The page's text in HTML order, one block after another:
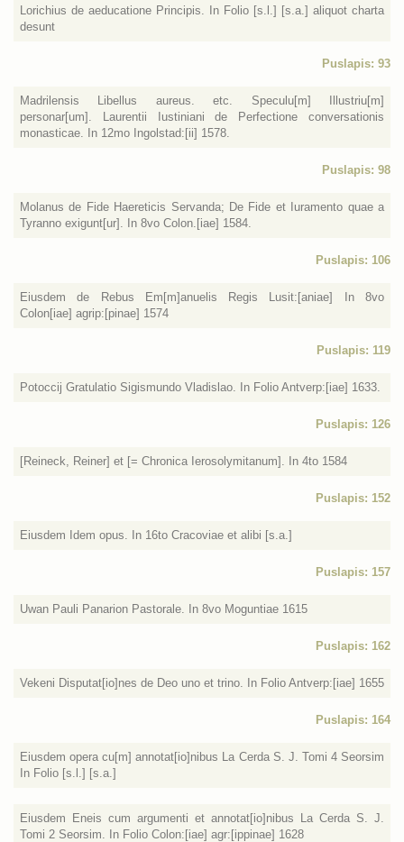
Lorichius de aeducatione Principis. In Folio [s.l.] [s.a.] aliquot charta
desunt
Puslapis: 93
Madrilensis Libellus aureus. etc. Speculu[m] Illustriu[m]
personar[um]. Laurentii Iustiniani de Perfectione conversationis
monasticae. In 12mo Ingolstad:[ii] 1578.
Puslapis: 98
Molanus de Fide Haereticis Servanda; De Fide et Iuramento quae a
Tyranno exigunt[ur]. In 8vo Colon.[iae] 1584.
Puslapis: 106
Eiusdem de Rebus Em[m]anuelis Regis Lusit:[aniae] In 8vo
Colon[iae] agrip:[pinae] 1574
Puslapis: 119
Potoccij Gratulatio Sigismundo Vladislao. In Folio Antverp:[iae] 1633.
Puslapis: 126
[Reineck, Reiner] et [= Chronica Ierosolymitanum]. In 4to 1584
Puslapis: 152
Eiusdem Idem opus. In 16to Cracoviae et alibi [s.a.]
Puslapis: 157
Uwan Pauli Panarion Pastorale. In 8vo Moguntiae 1615
Puslapis: 162
Vekeni Disputat[io]nes de Deo uno et trino. In Folio Antverp:[iae] 1655
Puslapis: 164
Eiusdem opera cu[m] annotat[io]nibus La Cerda S. J. Tomi 4 Seorsim
In Folio [s.l.] [s.a.]
Eiusdem Eneis cum argumenti et annotat[io]nibus La Cerda S. J.
Tomi 2 Seorsim. In Folio Colon:[iae] agr:[ippinae] 1628